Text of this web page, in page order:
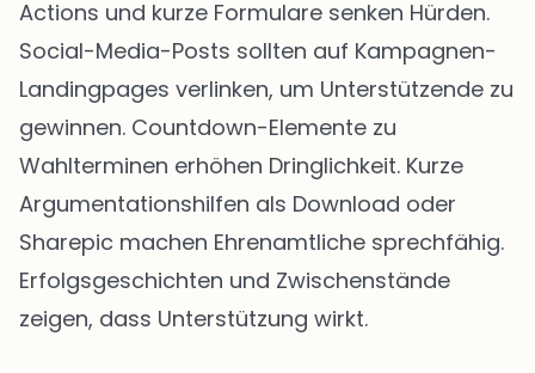
Actions und kurze Formulare senken Hürden.
Social-Media-Posts sollten auf Kampagnen-
Landingpages verlinken, um Unterstützende zu
gewinnen. Countdown-Elemente zu
Wahlterminen erhöhen Dringlichkeit. Kurze
Argumentationshilfen als Download oder
Sharepic machen Ehrenamtliche sprechfähig.
Erfolgsgeschichten und Zwischenstände
zeigen, dass Unterstützung wirkt.